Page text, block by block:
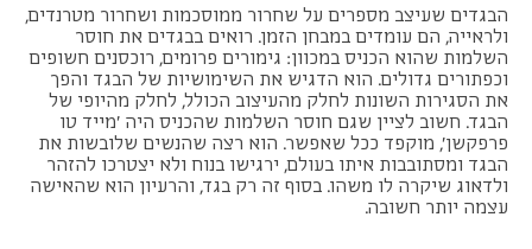
הבגדים שעיצב מספרים על שחרור ממוסכמות ושחרור מטרנדים,
ולראייה, הם עומדים במבחן הזמן. רואים בבגדים את חוסר
השלמות שהוא הכניס במכוון: גימורים פרומים, רוכסנים חשופים
וכפתורים גדולים. הוא הדגיש את השימושיות של הבגד והפך
את הסגירות השונות לחלק מהעיצוב הכולל, לחלק מהיופי של
הבגד. חשוב לציין שגם חוסר השלמות שהכניס היה 'מייד טו
פרפקשן', מוקפד ככל שאפשר. הוא רצה שהנשים שלובשות את
הבגד ומסתובבות איתו בעולם, ירגישו בנוח ולא יצטרכו להזהר
ולדאוג שיקרה לו משהו. בסוף זה רק בגד, והרעיון הוא שהאישה
עצמה יותר חשובה.